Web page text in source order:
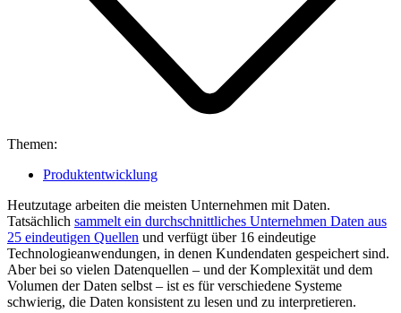
Themen:
Produktentwicklung
Heutzutage arbeiten die meisten Unternehmen mit Daten.
Tatsächlich sammelt ein durchschnittliches Unternehmen Daten aus
25 eindeutigen Quellen und verfügt über 16 eindeutige
Technologieanwendungen, in denen Kundendaten gespeichert sind.
Aber bei so vielen Datenquellen – und der Komplexität und dem
Volumen der Daten selbst – ist es für verschiedene Systeme
schwierig, die Daten konsistent zu lesen und zu interpretieren.